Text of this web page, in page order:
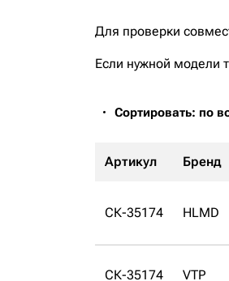
Для проверки
Если нужной модели
Сортировать: по
Артикул Бренд
СК-35174 HLMD
СК-35174 VTP